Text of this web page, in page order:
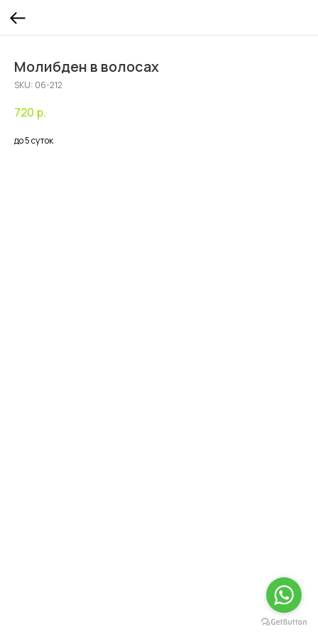
Молибден в волосах
SKU: 06-212
720 р.
до 5 суток